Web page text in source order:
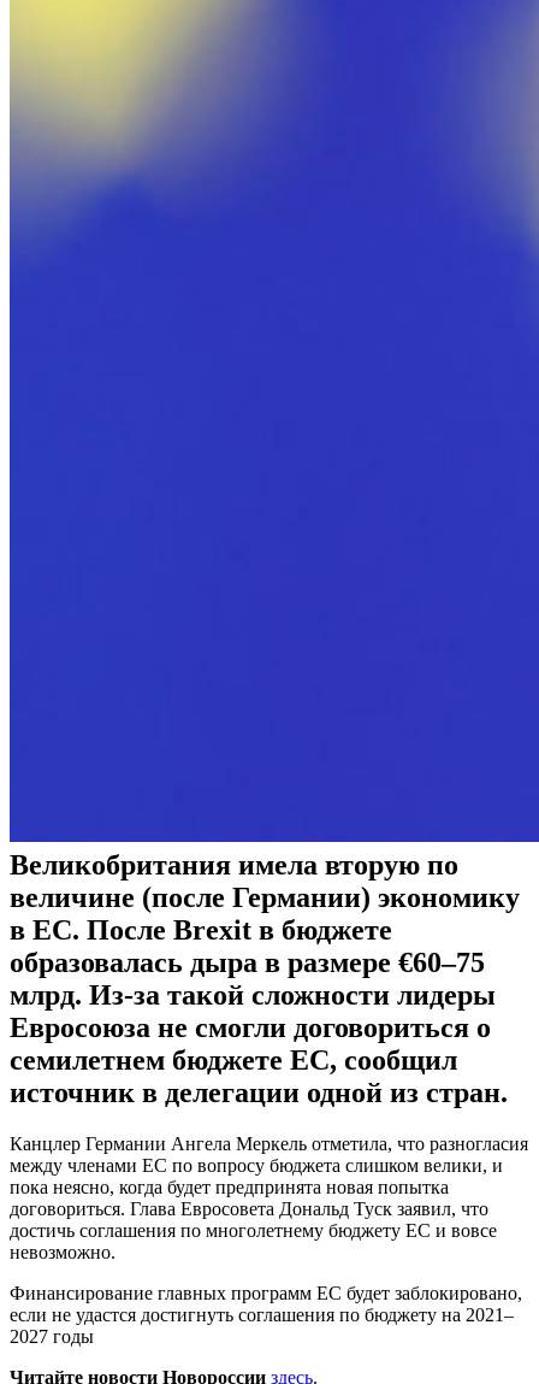
Великобритания имела вторую по
величине (после Германии) экономику
в ЕС. После Brexit в бюджете
образовалась дыра в размере €60–75
млрд. Из-за такой сложности лидеры
Евросоюза не смогли договориться о
семилетнем бюджете ЕС, сообщил
источник в делегации одной из стран.
Канцлер Германии Ангела Меркель отметила, что разногласия
между членами ЕС по вопросу бюджета слишком велики, и
пока неясно, когда будет предпринята новая попытка
договориться. Глава Евросовета Дональд Туск заявил, что
достичь соглашения по многолетнему бюджету ЕС и вовсе
невозможно.
Финансирование главных программ ЕС будет заблокировано,
если не удастся достигнуть соглашения по бюджету на 2021–
2027 годы
Читайте новости Новороссии здесь.